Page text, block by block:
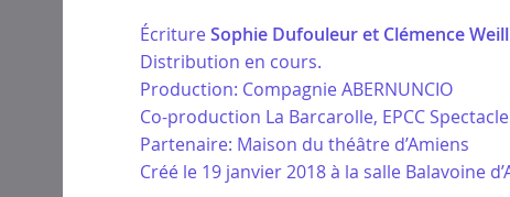
ÉcritureSophie Dufouleur et Clémence Weill
Distribution en cours.
Production: Compagnie ABERNUNCIO
Co-production La Barcarolle, EPCC
Partenaire: Maison du théâtre d’Amiens
Créé le 19 janvier 2018 à la salle Balavoine